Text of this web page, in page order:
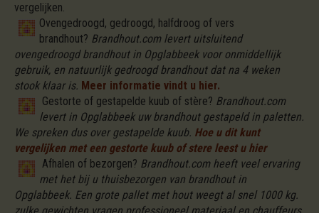
vergelijken.
Ovengedroogd, gedroogd, halfdroog of vers
brandhout? Brandhout.com levert uitsluitend
ovengedroogd brandhout in Opglabbeek voor onmiddellijk
gebruik, en natuurlijk gedroogd brandhout dat na 4 weken
stook klaar is. Meer informatie vindt u hier.
Gestorte of gestapelde kuub of stère? Brandhout.com
levert in Opglabbeek uw brandhout gestapeld in paletten.
We spreken dus over gestapelde kuub. Hoe u dit kunt
vergelijken met een gestorte kuub of stere leest u hier
Afhalen of bezorgen? Brandhout.com heeft veel ervaring
met het bij u thuisbezorgen van brandhout in
Opglabbeek. Een grote pallet met hout weegt al snel 1000 kg.